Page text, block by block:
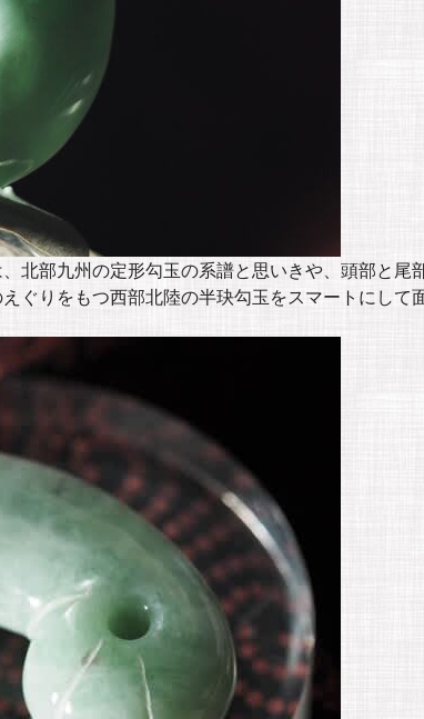
北部九州の定形勾玉の系譜と思いきや、頭部と尾
ぐりをもつ西部北陸の半玦勾玉をスマートにして